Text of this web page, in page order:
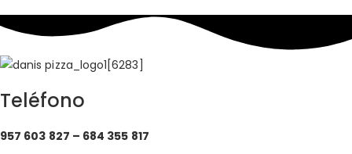
Teléfono
957 603 827 – 684 355 817